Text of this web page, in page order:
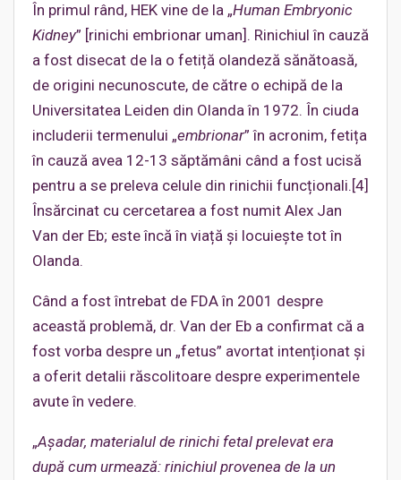
În primul rând, HEK vine de la „Human Embryonic
Kidney” [rinichi embrionar uman]. Rinichiul în cauză
a fost disecat de la o fetiță olandeză sănătoasă,
de origini necunoscute, de către o echipă de la
Universitatea Leiden din Olanda în 1972. În ciuda
includerii termenului „embrionar” în acronim, fetița
în cauză avea 12-13 săptămâni când a fost ucisă
pentru a se preleva celule din rinichii funcționali.[4]
Însărcinat cu cercetarea a fost numit Alex Jan
Van der Eb; este încă în viață și locuiește tot în
Olanda.
Când a fost întrebat de FDA în 2001 despre
această problemă, dr. Van der Eb a confirmat că a
fost vorba despre un „fetus” avortat intenționat și
a oferit detalii răscolitoare despre experimentele
avute în vedere.
„Așadar, materialul de rinichi fetal prelevat era
după cum urmează: rinichiul provenea de la un